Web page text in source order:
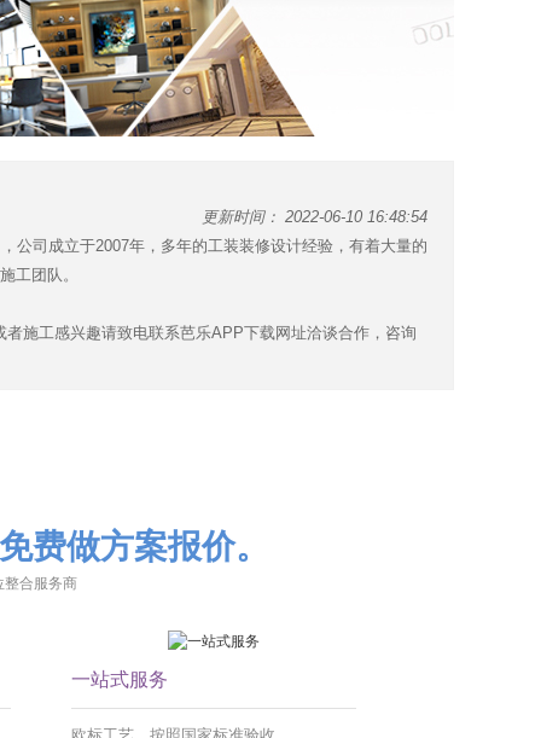
更新时间： 2022-06-10 16:48:54
成立于2007年，多年的工装装修设计经验，有着大量的
队。
施工感兴趣请致电联系芭乐APP下载网址洽谈合作，咨询
做方案报价。
整合服务商
一站式服务